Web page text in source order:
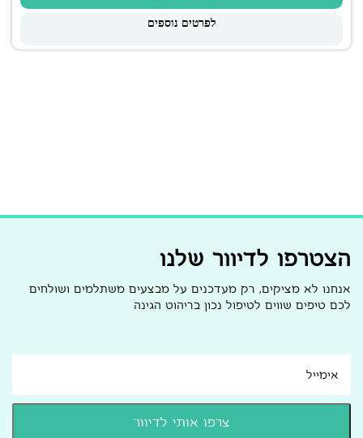
לפרטים נוספים
הצטרפו לדיוור שלנו
אנחנו לא מציקים, רק מעדכנים על מבצעים משתלמים ושולחים
לכם טיפים שווים לטיפול נכון בריהוט הגינה